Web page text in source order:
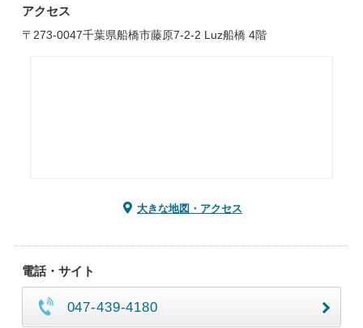
アクセス
〒273-0047千葉県船橋市藤原7-2-2 Luz船橋 4階
大きな地図・アクセス
電話・サイト
047-439-4180